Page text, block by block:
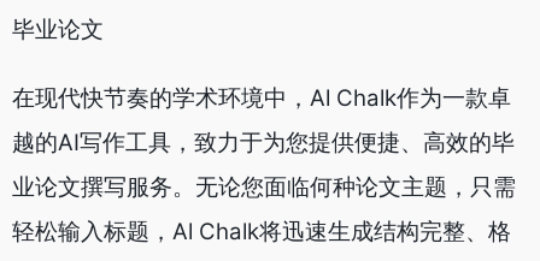
毕业论文
在现代快节奏的学术环境中，Al Chalk作为一款卓
越的AI写作工具，致力于为您提供便捷、高效的毕
业论文撰写服务。无论您面临何种论文主题，只需
轻松输入标题，Al Chalk将迅速生成结构完整、格